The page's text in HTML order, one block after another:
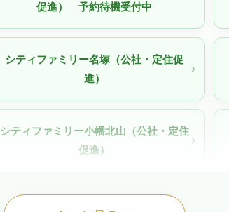
促進） 予約待機受付中
シティファミリー名塚（公社・定住促
進）
シティファミリー小幡北山（公社・定住
促進）
シティファミリー東稲永（公社・定住促